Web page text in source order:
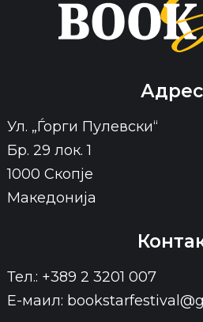
Ул. „Ѓорги Пулевски“
Бр. 29 лок. 1
1000 Скопје
Македонија
Тел.: +389 2 3201 007
Е-маил: